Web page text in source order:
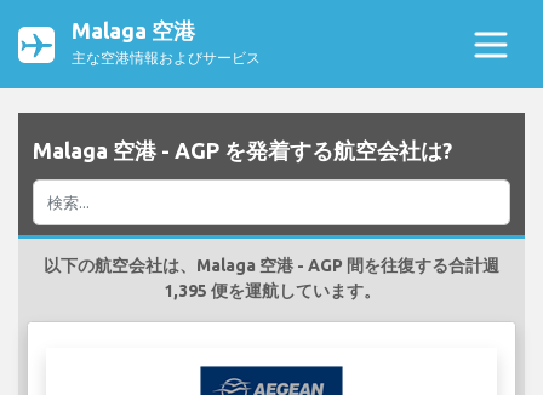
Malaga 空港
主な空港情報およびサービス
Malaga 空港 - AGP を発着する航空会社は?
以下の航空会社は、Malaga 空港 - AGP 間を往復する合計週
1,395 便を運航しています。